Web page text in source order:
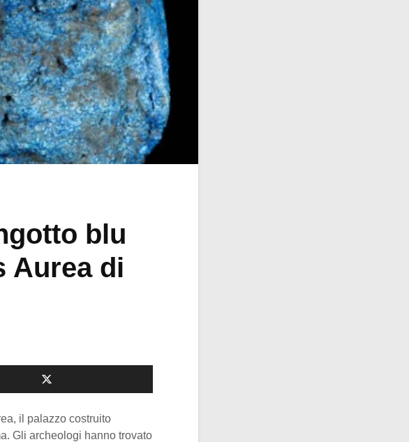
blu
Aurea di
il palazzo costruito
Gli archeologi hanno trovato